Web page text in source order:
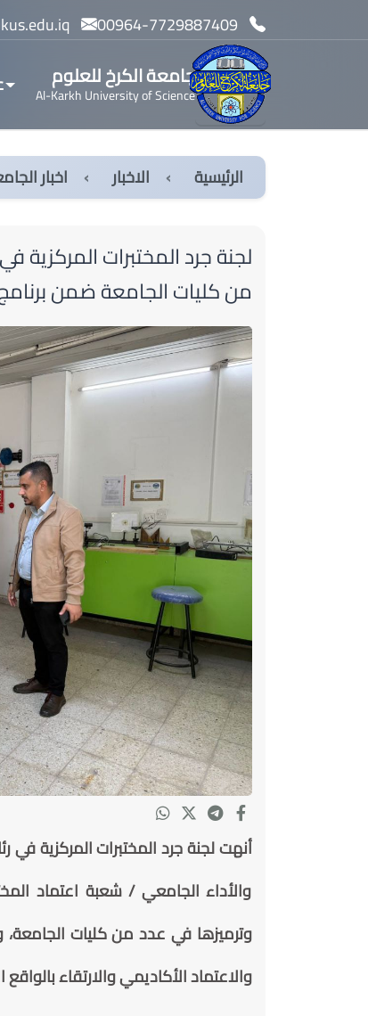
info@kus.edu.iq
جامعة الكرخ للعلوم
Al-Karkh University of Science
الرئيسية الاخبار اخبار
لجنة جرد المختبرات
من كليات الجامعة ضمن برنامج
أنهت لجنة جرد المختبرات المركزية
والأداء الجامعي / شعبة اعتماد
وترميزها في عدد من كليات
والاعتماد الأكاديمي والارتقاء